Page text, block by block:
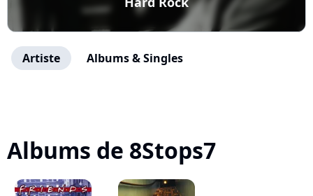
Artiste Albums & Singles
Albums de 8Stops7